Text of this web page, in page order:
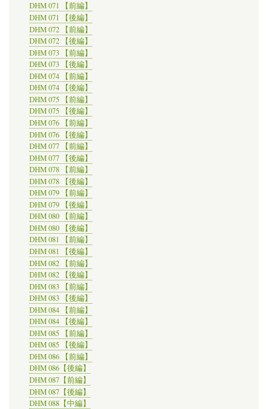
DHM 071 【前編】
DHM 071 【後編】
DHM 072 【前編】
DHM 072 【後編】
DHM 073 【前編】
DHM 073 【後編】
DHM 074 【前編】
DHM 074 【後編】
DHM 075 【前編】
DHM 075 【後編】
DHM 076 【前編】
DHM 076 【後編】
DHM 077 【前編】
DHM 077 【後編】
DHM 078 【前編】
DHM 078 【後編】
DHM 079 【前編】
DHM 079 【後編】
DHM 080 【前編】
DHM 080 【後編】
DHM 081 【前編】
DHM 081 【後編】
DHM 082 【前編】
DHM 082 【後編】
DHM 083 【前編】
DHM 083 【後編】
DHM 084 【前編】
DHM 084 【後編】
DHM 085 【前編】
DHM 085 【後編】
DHM 086 【前編】
DHM 086【後編】
DHM 087【前編】
DHM 087【後編】
DHM 088【中編】